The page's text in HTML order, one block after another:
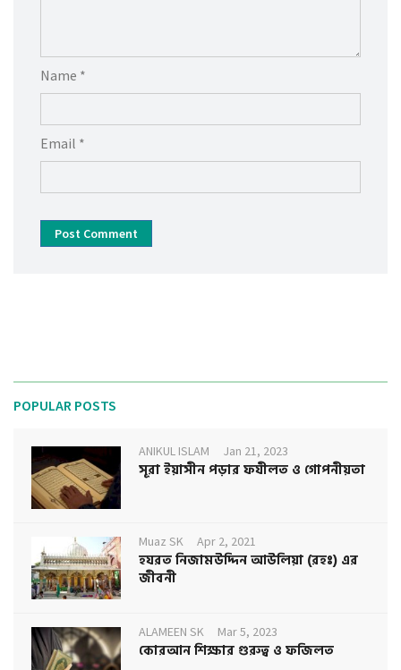
Name *
Email *
Post Comment
POPULAR POSTS
ANIKUL ISLAM Jan 21, 2023
সূরা ইয়াসীন পড়ার ফযীলত ও গোপনীয়তা
Muaz SK Apr 2, 2021
হযরত নিজামউদ্দিন আউলিয়া (রহঃ) এর
জীবনী
ALAMEEN SK Mar 5, 2023
কোরআন শিক্ষার গুরুত্ব ও ফজিলত